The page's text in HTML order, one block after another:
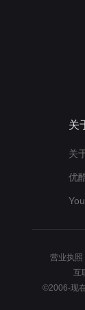
关
关
优
营业执照
互
©2006-现